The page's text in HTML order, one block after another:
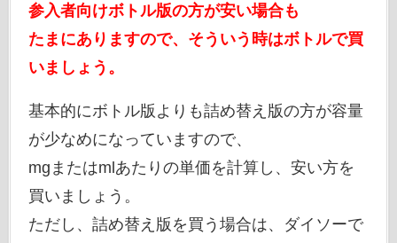
参入者向けボトル版の方が安い場合も
たまにありますので、そういう時はボトルで買
いましょう。
基本的にボトル版よりも詰め替え版の方が容量
が少なめになっていますので、
mgまたはmlあたりの単価を計算し、安い方を
買いましょう。
ただし、詰め替え版を買う場合は、ダイソーで